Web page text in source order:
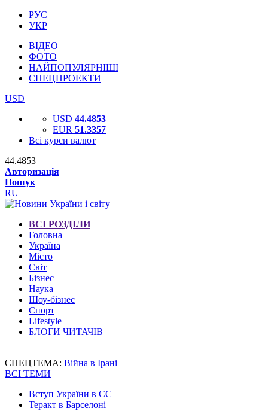
РУС
УКР
ВІДЕО
ФОТО
НАЙПОПУЛЯРНІШІ
СПЕЦПРОЕКТИ
USD
USD 44.4853
EUR 51.3357
Всі курси валют
44.4853
Авторизація
Пошук
RU
ВСІ РОЗДІЛИ
Головна
Україна
Місто
Світ
Бізнес
Наука
Шоу-бізнес
Спорт
Lifestyle
БЛОГИ ЧИТАЧІВ
СПЕЦТЕМА: Війна в Ірані
ВСІ ТЕМИ
Вступ України в ЄС
Теракт в Барселоні